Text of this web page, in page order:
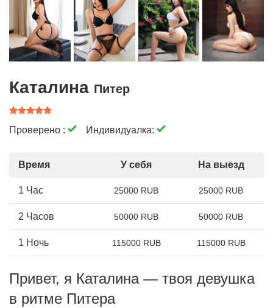
Каталина Питер
Проверено : Индивидуалка:
Время У себя На выезд
1 Час 25000 RUB 25000 RUB
2 Часов 50000 RUB 50000 RUB
1 Ночь 115000 RUB 115000 RUB
Привет, я Каталина — твоя девушка
в ритме Питера